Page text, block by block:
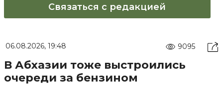
Связаться с редакцией
06.08.2026, 19:48 9095
В Абхазии тоже выстроились
очереди за бензином